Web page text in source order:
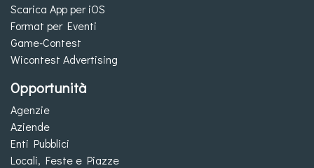
Scarica App per iOS
Format per Eventi
Game-Contest
Wicontest Advertising
Opportunità
Agenzie
Aziende
Enti Pubblici
Locali, Feste e Piazze